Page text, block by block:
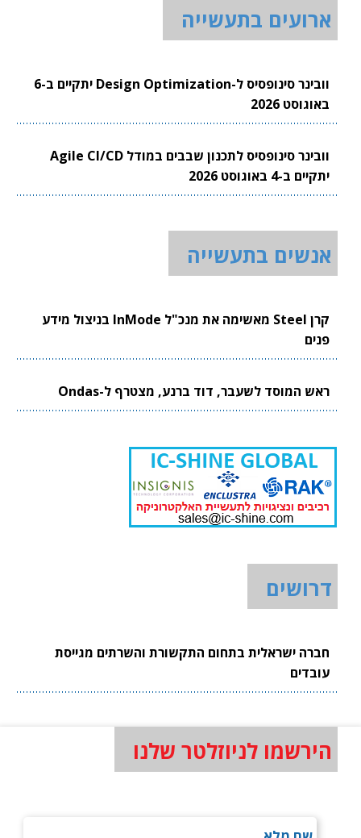
ארועים בתעשייה
וובינר סינופסיס ל-Design Optimization יתקיים ב-6
באוגוסט 2026
וובינר סינופסיס לתכנון שבבים במודל Agile CI/CD
יתקיים ב-4 באוגוסט 2026
אנשים בתעשייה
קרן Steel מאשימה את מנכ"ל InMode בניצול מידע
פנים
ראש המוסד לשעבר, דוד ברנע, מצטרף ל-Ondas
דרושים
חברה ישראלית בתחום התקשורת והשרתים מגייסת
עובדים
הירשמו לניוזלטר שלנו